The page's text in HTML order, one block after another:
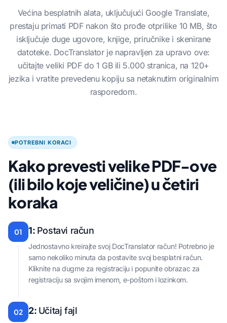
Većina besplatnih alata, uključujući Google Translate,
prestaju primati PDF nakon što prođe otprilike 10 MB, što
isključuje duge ugovore, knjige, priručnike i skenirane
datoteke. DocTranslator je napravljen za upravo ove:
učitajte veliki PDF do 1 GB ili 5.000 stranica, na 120+
jezika i vratite prevedenu kopiju sa netaknutim originalnim
rasporedom.
POTREBNI KORACI
Kako prevesti velike PDF-ove
(ili bilo koje veličine) u četiri
koraka
01 1: Postavi račun
Jednostavno kreirajte svoj DocTranslator račun! Potrebno je
samo nekoliko minuta da postavite svoj besplatni račun.
Kliknite na dugme za registraciju i popunite obrazac za
registraciju sa svojim imenom, e-poštom i lozinkom.
02 2: Učitaj fajl